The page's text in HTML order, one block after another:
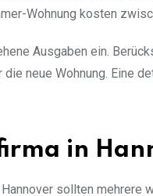
Wohnung kosten
Ausgaben ein.
neue Wohnung. Eine
in
sollten